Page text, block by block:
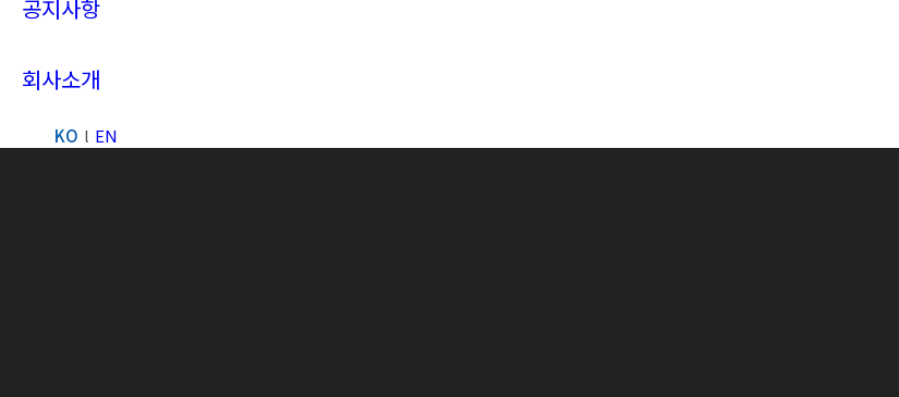
공지사항
회사소개
Search:
KO EN